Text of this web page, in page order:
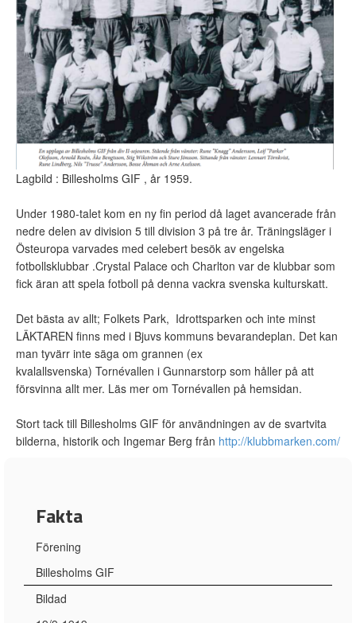
Lagbild : Billesholms GIF , år 1959.
Under 1980-talet kom en ny fin period då laget avancerade från
nedre delen av division 5 till division 3 på tre år. Träningsläger i
Östeuropa varvades med celebert besök av engelska
fotbollsklubbar .Crystal Palace och Charlton var de klubbar som
fick äran att spela fotboll på denna vackra svenska kulturskatt.
Det bästa av allt; Folkets Park, Idrottsparken och inte minst
LÄKTAREN finns med i Bjuvs kommuns bevarandeplan. Det kan
man tyvärr inte säga om grannen (ex
kvalallsvenska) Tornévallen i Gunnarstorp som håller på att
försvinna allt mer. Läs mer om Tornévallen på hemsidan.
Stort tack till Billesholms GIF för användningen av de svartvita
bilderna, historik och Ingemar Berg från http://klubbmarken.com/
Fakta
Förening
Billesholms GIF
Bildad